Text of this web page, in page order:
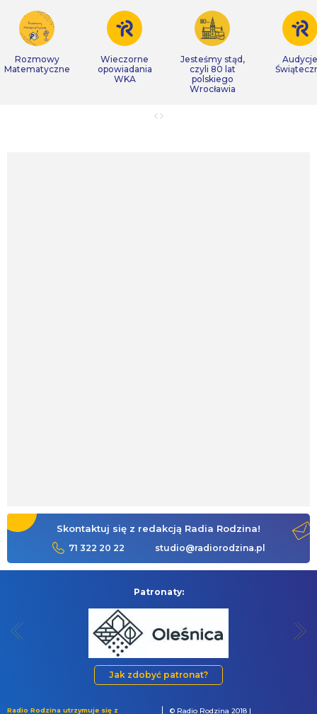
Rozmowy
Matematyczne
Wieczorne
opowiadania
WKA
Jesteśmy stąd,
czyli 80 lat
polskiego
Wrocławia
Audycje
Skontaktuj się z redakcją Radia Rodzina!
71 322 20 22 studio@radiorodzina.pl
Patronaty:
Jak zdobyć patronat?
Radio Rodzina utrzymuje się z © Radio Rodzina 2018 |